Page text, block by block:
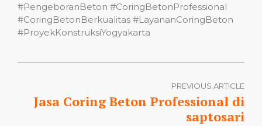
#PengeboranBeton #CoringBetonProfessional
#CoringBetonBerkualitas #LayananCoringBeton
#ProyekKonstruksiYogyakarta
PREVIOUS ARTICLE
Jasa Coring Beton Professional di
saptosari